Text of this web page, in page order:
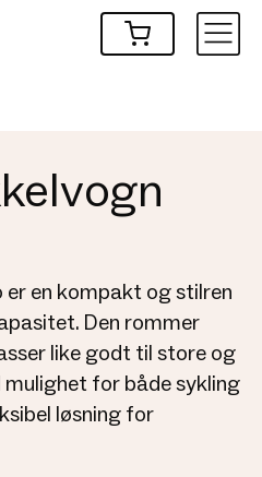
en kompakt og stilren
Den rommer
like godt til store og
for både sykling
løsning for